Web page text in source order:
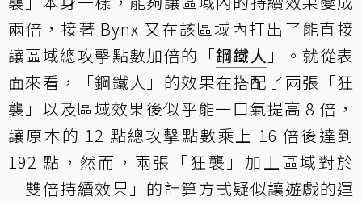
兩倍，接著 Bynx 又在該區域內打出了能直接
讓區域總攻擊點數加倍的「鋼鐵人 」。就從表
面來看，「鋼鐵人」的效果在搭配了兩張「狂
襲」以及區域效果後似乎能一口氣提高 8 倍，
讓原本的 12 點總攻擊點數乘上 16 倍後達到
192 點，然而，兩張「狂襲」加上區域對於
「雙倍持續效果」的計算方式疑似讓遊戲的運